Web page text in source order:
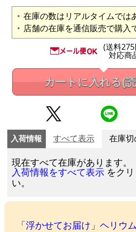
在庫の数はリアルタイムでは
店舗の在庫を通信販売で購入
(送料275
対応商
カートに入れる(
入荷情報 すべて表示 在庫切
現在すべて在庫があります。
入荷情報をすべて表示 をク
い。
「浮かせてお届け」ヘリウ